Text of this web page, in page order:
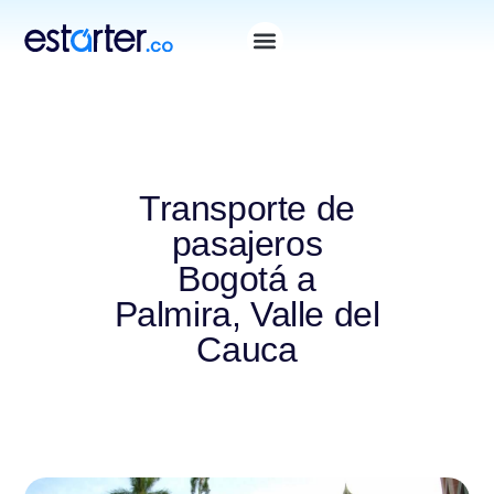
Transporte de
pasajeros
Bogotá a
Palmira, Valle del
Cauca